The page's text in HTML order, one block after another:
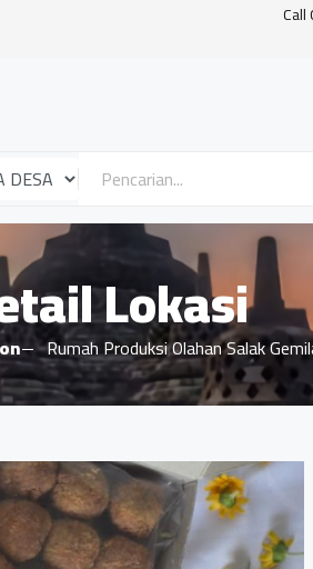
Lokasi
Rumah Produksi Olahan Salak